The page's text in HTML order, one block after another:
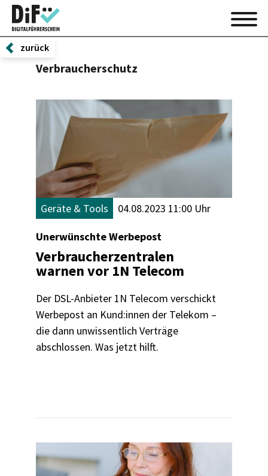
zurück
Verbraucherschutz
Geräte & Tools 04.08.2023 11:00 Uhr
Unerwünschte Werbepost
Verbraucherzentralen
warnen vor 1N Telecom
Der DSL-Anbieter 1N Telecom verschickt
Werbepost an Kund:innen der Telekom –
die dann unwissentlich Verträge
abschlossen. Was jetzt hilft.